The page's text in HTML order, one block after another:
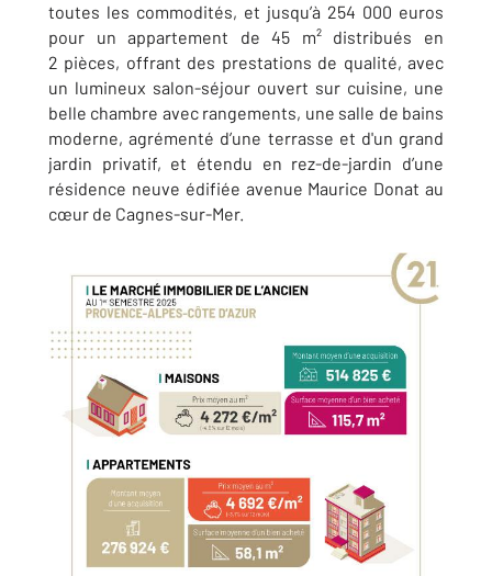
toutes les commodités, et jusqu’à 254 000 euros
pour un appartement de 45 m² distribués en
2 pièces, offrant des prestations de qualité, avec
un lumineux salon-séjour ouvert sur cuisine, une
belle chambre avec rangements, une salle de bains
moderne, agrémenté d’une terrasse et d'un grand
jardin privatif, et étendu en rez-de-jardin d’une
résidence neuve édifiée avenue Maurice Donat au
cœur de Cagnes-sur-Mer.